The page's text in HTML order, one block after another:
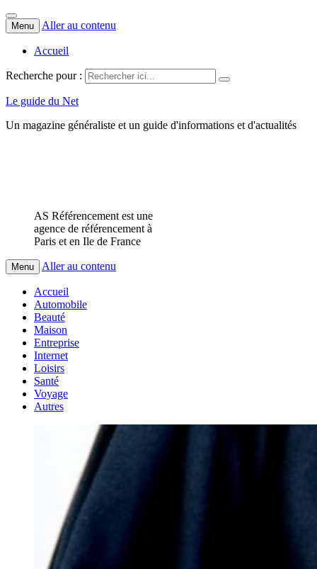
Menu Aller au contenu
Accueil
Recherche pour :
Le guide du Net
Un magazine généraliste et un guide d'informations et d'actualités
AS Référencement est une
agence de référencement à
Paris et en Ile de France
Menu Aller au contenu
Accueil
Automobile
Beauté
Maison
Entreprise
Internet
Loisirs
Santé
Voyage
Autres